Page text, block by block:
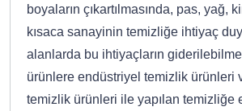
boyaların çıkartılmasında, pas, yağ,
kısaca sanayinin temizliğe ihtiyaç
alanlarda bu ihtiyaçların
ürünlere endüstriyel temizlik ürünleri
temizlik ürünleri ile yapılan temizliğe